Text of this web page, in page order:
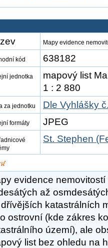
Mapy evidence
kód 638182
jednotka
mapový list
1 : 2 880
za jednotku Dle Vyhlášky
formáty JPEG
St. Stephen
evidence
až
katastrálních
ostrovní (kde zákres
území), ale
list bez ohledu na